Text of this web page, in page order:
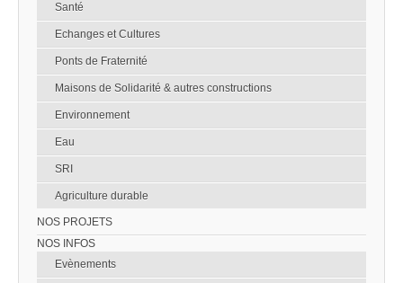
Santé
Echanges et Cultures
Ponts de Fraternité
Maisons de Solidarité & autres constructions
Environnement
Eau
SRI
Agriculture durable
NOS PROJETS
NOS INFOS
Evènements